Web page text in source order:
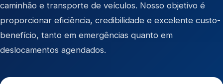
caminhão e transporte de veículos. Nosso objetivo é
proporcionar eficiência, credibilidade e excelente custo-
benefício, tanto em emergências quanto em
deslocamentos agendados.